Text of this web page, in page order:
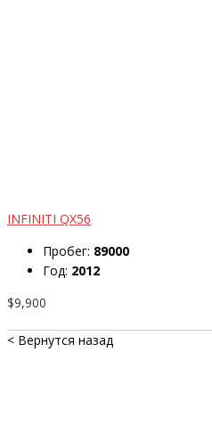
INFINITI QX56
Пробег: 89000
Год: 2012
$9,900
< Вернутся назад